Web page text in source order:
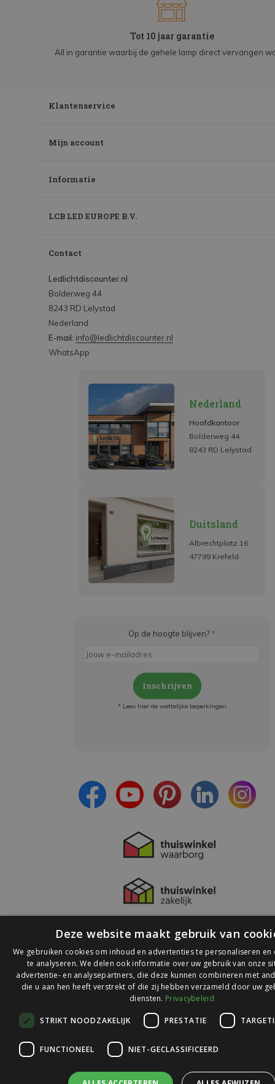
Tot 10 jaar garantie
All in garantie waarbij de gehele lamp direct vervangen
Klantenservice
Mijn account
Informatie
LCB LED EUROPE B.V.
Contact
Ledlichtdiscounter.nl
Bolderweg 44
8243 RD Lelystad
Nederland
E-mail: info@ledlichtdiscounter.nl
WhatsApp
Nederland
Hoofdkantoor
Bolderweg 44
8243 RD Lelystad
Duitsland
Albrechtplatz 16
47799 Krefeld
Op de hoogte blijven? *
Inschrijven
* Lees hier de wettelijke beperkingen
© 2026 Ledlichtdiscounter.nl
op
Webwinkelkeur
Deze website maakt gebruik van
We gebruiken cookies om inhoud en advertenties te personaliseren en
te analyseren. We delen ook informatie over uw gebruik van onze
advertentie- en analysepartners, die deze kunnen combineren met
die u aan hen heeft verstrekt of die zij hebben verzameld door uw
diensten. Privacybeleid
STRIKT NOODZAKELIJK PRESTATIE
FUNCTIONEEL NIET-GECLASSIFICEERD